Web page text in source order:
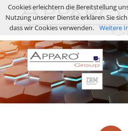
Cookies erleichtern die Bereitstellung
Nutzung unserer Dienste erklären Sie
dass wir Cookies verwenden.
Weitere